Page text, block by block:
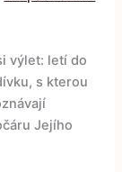
výlet: letí do
s kterou
Jejího